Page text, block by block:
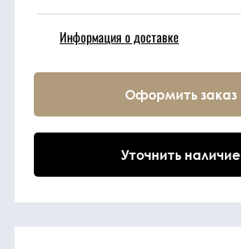
Ходовые части
Электрическая
Информация о доставке
Оформить заказ
Уточнить наличие